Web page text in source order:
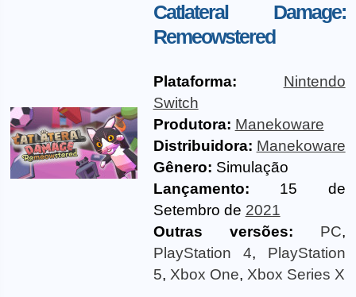
Catlateral Damage:
Remeowstered
Plataforma:
Nintendo
Switch
Produtora: Manekoware
Distribuidora: Manekoware
Gênero: Simulação
Lançamento: 15 de
Setembro de 2021
Outras versões:
PC,
PlayStation 4, PlayStation
5, Xbox One, Xbox Series X